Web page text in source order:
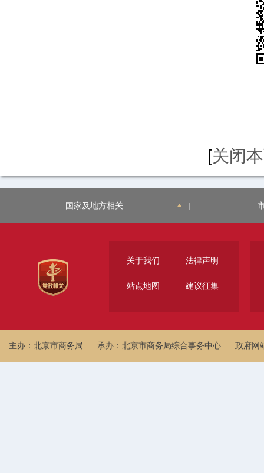
[关闭
国家及地方相关 |
关于我们 法律声明
站点地图 建议征集
主办：北京市商务局 承办：北京市商务局综合事务中心 政府网